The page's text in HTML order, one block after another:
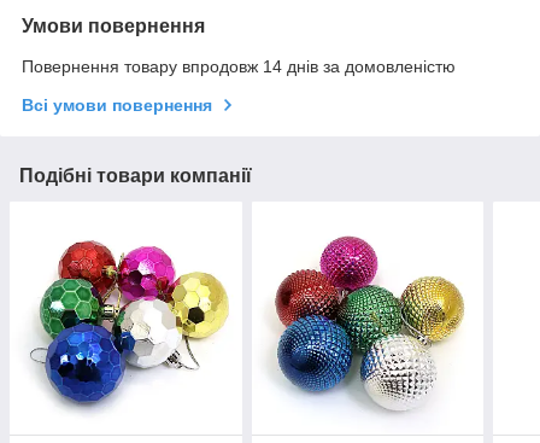
Умови повернення
Повернення товару впродовж 14 днів за домовленістю
Всі умови повернення
Подібні товари компанії